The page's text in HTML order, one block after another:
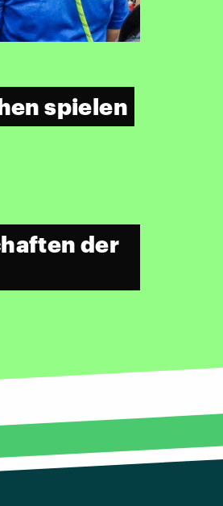
spielen
der